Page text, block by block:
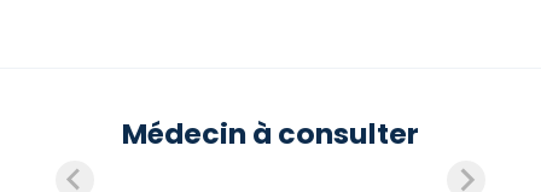
Médecin à consulter